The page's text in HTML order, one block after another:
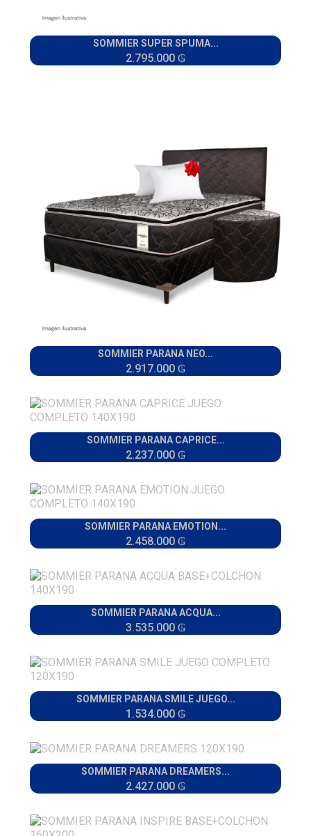
SOMMIER SUPER SPUMA...
2.795.000 ₲
SOMMIER PARANA NEO...
2.917.000 ₲
SOMMIER PARANA CAPRICE...
2.237.000 ₲
SOMMIER PARANA EMOTION...
2.458.000 ₲
SOMMIER PARANA ACQUA...
3.535.000 ₲
SOMMIER PARANA SMILE JUEGO...
1.534.000 ₲
SOMMIER PARANA DREAMERS...
2.427.000 ₲